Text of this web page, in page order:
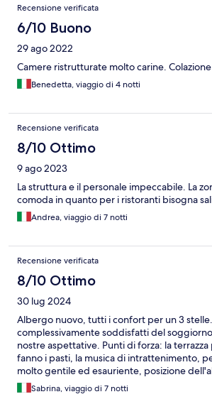
Recensione verificata
6/10 Buono
29 ago 2022
Camere ristrutturate molto carine.
Benedetta, viaggio di 4 notti
Recensione verificata
8/10 Ottimo
9 ago 2023
La struttura e il personale impeccabile. La
comoda in quanto per i ristoranti bisogna
Andrea, viaggio di 7 notti
Recensione verificata
8/10 Ottimo
30 lug 2024
Albergo nuovo, tutti i confort per un 3
complessivamente soddisfatti del
nostre aspettative. Punti di forza: la
fanno i pasti, la musica di intrattenimento,
molto gentile ed esauriente, posizione
dal mare e dai bari servizi, ombrellone gratis
servizio doccia con fornitura di asciugamani
Sabrina, viaggio di 7 notti